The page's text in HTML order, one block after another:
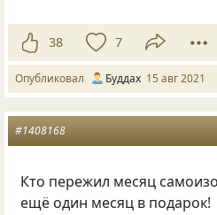
38 7
Опубликовал Буддах 15 авг 2021
#1408168
Кто пережил месяц
ещё один месяц в подарок!